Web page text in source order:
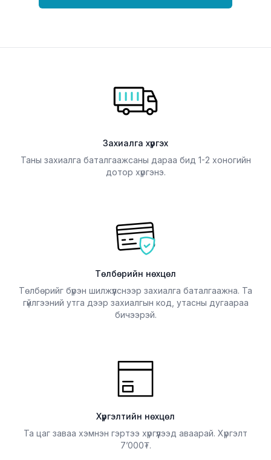
Захиалга хүргэх
Таны захиалга баталгаажсаны дараа бид 1-2 хоногийн
дотор хүргэнэ.
Төлбөрийн нөхцөл
Төлбөрийг бүрэн шилжүүлснээр захиалга баталгаажна. Та
гүйлгээний утга дээр захиалгын код, утасны дугаараа
бичээрэй.
Хүргэлтийн нөхцөл
Та цаг заваа хэмнэн гэртээ хүргүүлээд аваарай. Хүргэлт
7’000 .